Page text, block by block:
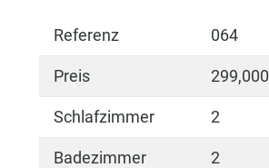
Referenz 064
Preis 299,000
Schlafzimmer 2
Badezimmer 2